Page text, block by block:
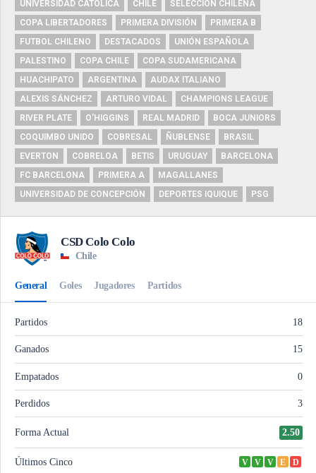
UNIVERSIDAD CATÓLICA
CHILE
SELECCIÓN CHILENA
COPA LIBERTADORES
PRIMERA DIVISIÓN
PRIMERA B
FUTBOL CHILENO
DESTACADOS
UNIÓN ESPAÑOLA
PALESTINO
COPA CHILE
COPA SUDAMERICANA
HUACHIPATO
ARGENTINA
AUDAX ITALIANO
ALEXIS SÁNCHEZ
ARTURO VIDAL
CHAMPIONS LEAGUE
RIVER PLATE
O'HIGGINS REAL MADRID
BOCA JUNIORS
COQUIMBO UNIDO
COBRESAL ÑUBLENSE
BRASIL
EVERTON
COBRELOA BETIS URUGUAY
BARCELONA
FC BARCELONA
PRIMERA A
MAGALLANES
UNIVERSIDAD DE CONCEPCIÓN
DEPORTES IQUIQUE PSG